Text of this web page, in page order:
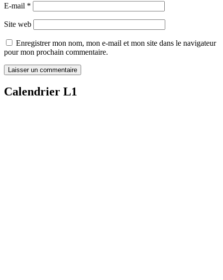
E-mail *
Site web
Enregistrer mon nom, mon e-mail et mon site dans le navigateur
pour mon prochain commentaire.
Calendrier L1